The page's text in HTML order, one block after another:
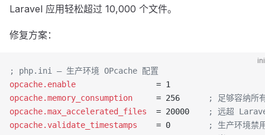
Laravel 应用轻松超过 10,000 个文件。
修复方案：
ini
; php.ini — 生产环境 OPcache 配置
opcache.enable
                 = 1
opcache.memory_consumption
     = 256
; 足够容纳所
opcache.max_accelerated_files
  = 20000
; 远超
opcache.validate_timestamps
    = 0
; 生产环境禁